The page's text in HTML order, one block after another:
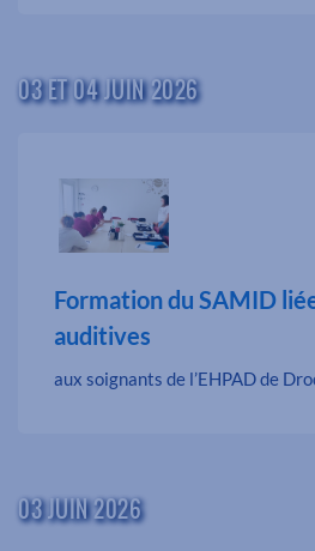
03 ET 04 JUIN 2026
Formation du SAMID
auditives
aux soignants de l’EHPAD de
03 JUIN 2026